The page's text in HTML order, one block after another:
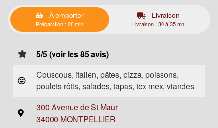
À emporter
Préparation : 20 min
Livraison
Livraison : 30 à 35 mn
5/5 (voir les 85 avis)
Couscous, italien, pâtes, pizza, poissons,
poulets rôtis, salades, tapas, tex mex, viandes
300 Avenue de St Maur
34000 MONTPELLIER